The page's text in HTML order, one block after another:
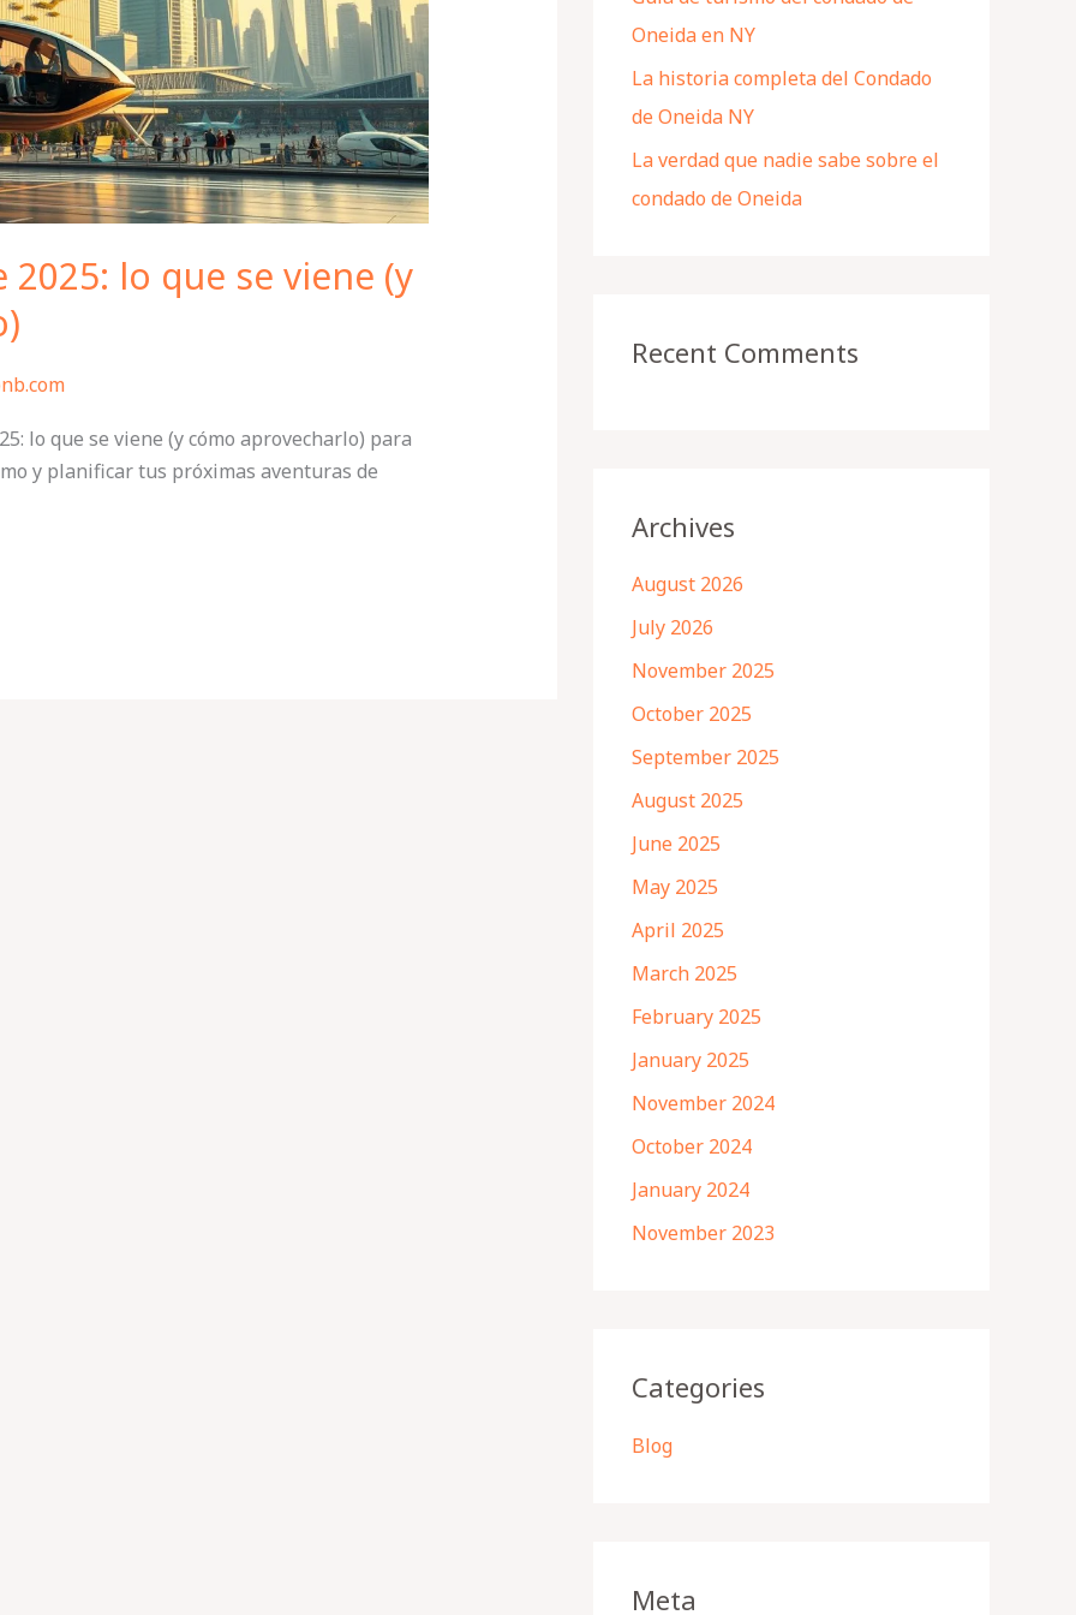
2025: lo que se viene (y
lo que se viene (y cómo aprovecharlo) para
y planificar tus próximas aventuras de
Oneida en NY
La historia completa del Condado
de Oneida NY
La verdad que nadie sabe sobre el
condado de Oneida
Recent Comments
Archives
August 2026
July 2026
November 2025
October 2025
September 2025
August 2025
June 2025
May 2025
April 2025
March 2025
February 2025
January 2025
November 2024
October 2024
January 2024
November 2023
Categories
Blog
Meta